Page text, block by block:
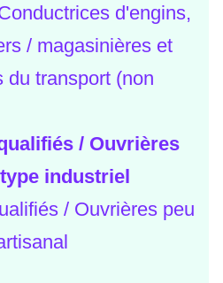
d'engins,
/ magasinières et
du transport (non
/ Ouvrières
industriel
/ Ouvrières peu